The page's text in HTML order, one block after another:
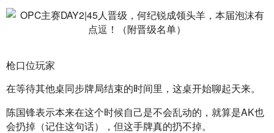
枪口位玩家
在等待其他桌同步牌局结束的时间里，这桌开始聊起天来。
陈国锋表示本来在这个时候自己是不会乱动的，就算是AK也
会扔掉（记住这句话），但这手牌真的扔不掉。